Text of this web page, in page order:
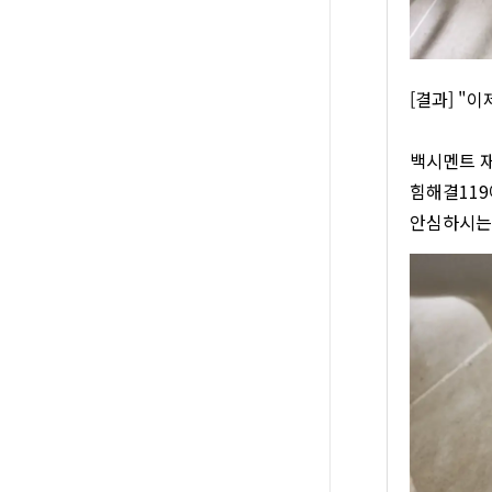
[결과] "이
백시멘트
힘해결
안심하시